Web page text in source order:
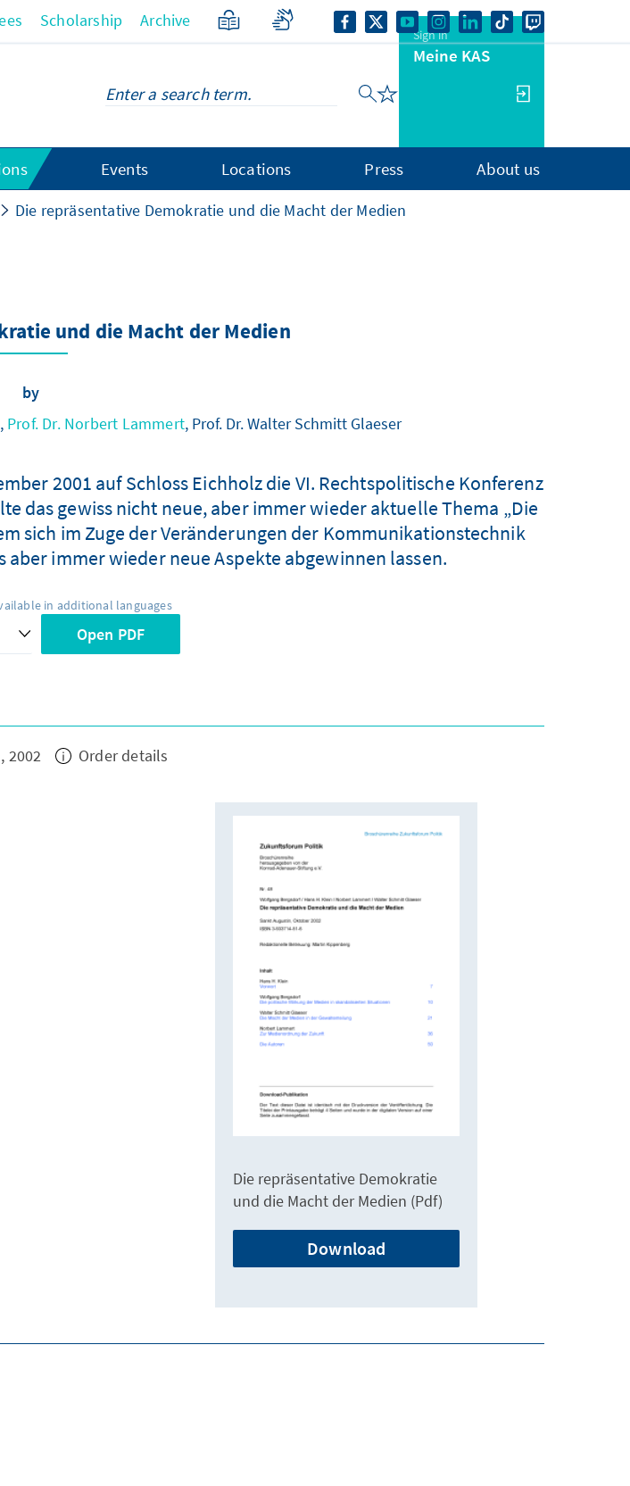
Scholarship Archive
Sign in
Meine KAS
Events Locations Press About us
Die repräsentative Demokratie und die Macht der Medien
und die Macht der Medien
by
Prof. Dr. Norbert Lammert, Prof. Dr. Walter Schmitt Glaeser
2001 auf Schloss Eichholz die VI. Rechtspolitische Konferenz
das gewiss nicht neue, aber immer wieder aktuelle Thema „Die
sich im Zuge der Veränderungen der Kommunikationstechnik
immer wieder neue Aspekte abgewinnen lassen.
in additional languages
Open PDF
2002 Order details
Die repräsentative Demokratie
und die Macht der Medien (Pdf)
Download